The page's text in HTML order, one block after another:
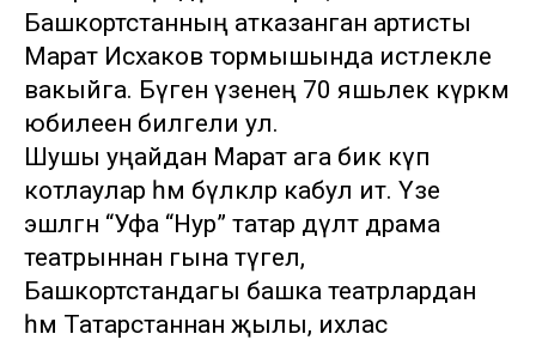
Башкортстанның атказанган артисты
Марат Исхаков тормышында истәлекле
вакыйга. Бүген үзенең 70 яшьлек күркәм
юбилеен билгели ул.
Шушы уңайдан Марат ага бик күп
котлаулар һәм бүләкләр кабул итә. Үзе
эшләгән “Уфа “Нур” татар дәүләт драма
театрыннан гына түгел, ә
Башкортстандагы башка театрлардан
һәм Татарстаннан җылы, ихлас